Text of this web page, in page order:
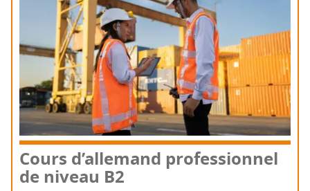
Cours d’al­le­mand pro­fes­sion­nel
de niveau B2